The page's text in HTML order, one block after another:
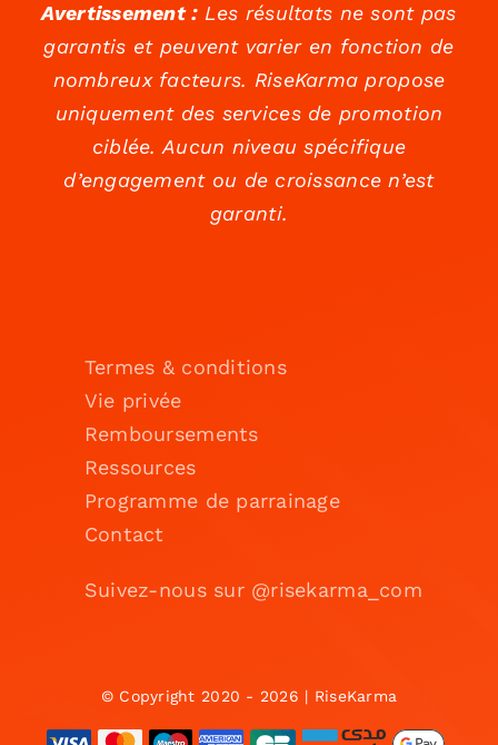
Avertissement :Les résultats ne sont pas
garantis et peuvent varier en fonction de
nombreux facteurs. RiseKarma propose
uniquement des services de promotion
ciblée. Aucun niveau spécifique
d’engagement ou de croissance n’est
garanti.
Termes & conditions
Vie privée
Remboursements
Ressources
Programme de parrainage
Contact
Suivez-nous sur @risekarma_com
© Copyright 2020 - 2026 | RiseKarma